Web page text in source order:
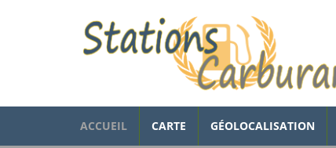
ACCUEIL CARTE GÉOLOCALISATION